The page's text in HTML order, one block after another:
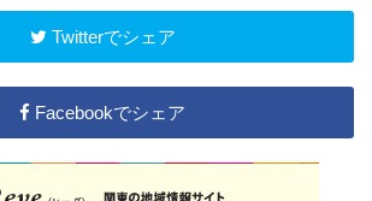
Twitterでシェア
Facebookでシェア